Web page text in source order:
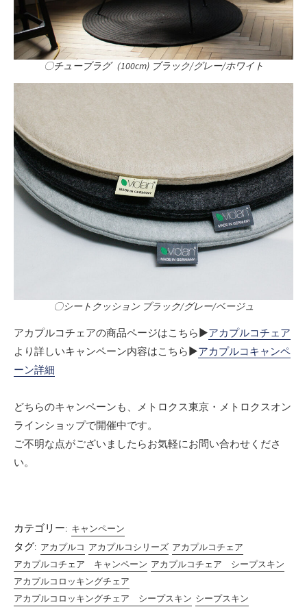
〇チューブラグ（100cm) ブラック/グレー/ホワイト
〇シートクッション ブラック/グレー/ベージュ
アカプルコチェアの商品ページはこちら▶アカプルコチェア
より詳しいキャンペーン内容はこちら▶アカプルコキャンペ
ーン詳細
どちらのキャンペーンも、メトロクス東京・メトロクスオン
ラインショップで開催中です。
ご不明な点がございましたらお気軽にお問い合わせくださ
い。
カテゴリー: キャンペーン
タグ: アカプルコ アカプルコシリーズ アカプルコチェア
アカプルコチェア キャンペーン アカプルコチェア シープスキン
アカプルコロッキングチェア
アカプルコロッキングチェア シープスキン シープスキン